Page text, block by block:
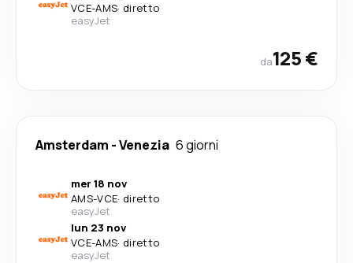
VCE-AMS· diretto
easyJet
da125 €
Amsterdam -Venezia 6 giorni
mer 18 nov
AMS-VCE· diretto
easyJet
lun 23 nov
VCE-AMS· diretto
easyJet